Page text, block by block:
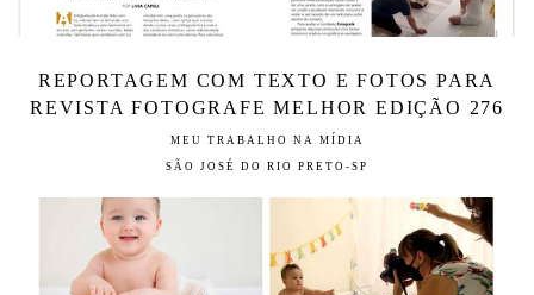
REPORTAGEM COM TEXTO E FOTOS PARA
REVISTA FOTOGRAFE MELHOR EDIÇÃO 276
MEU TRABALHO NA MÍDIA
SÃO JOSÉ DO RIO PRETO-SP